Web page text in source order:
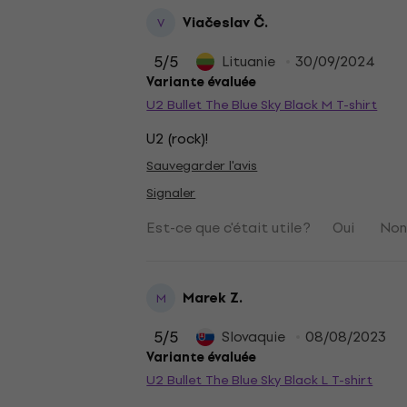
V Viačeslav Č.
5/5 Lituanie 30/09/2024
Variante évaluée
U2 Bullet The Blue Sky Black M T-shirt
U2 (rock)!
Sauvegarder l'avis
Signaler
Est-ce que c'était utile ? Oui Non
M Marek Z.
5/5 Slovaquie 08/08/2023
Variante évaluée
U2 Bullet The Blue Sky Black L T-shirt